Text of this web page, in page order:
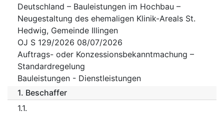
Deutschland – Bauleistungen im Hochbau –
Neugestaltung des ehemaligen Klinik-Areals St.
Hedwig, Gemeinde Illingen
OJ S 129/2026 08/07/2026
Auftrags- oder Konzessionsbekanntmachung –
Standardregelung
Bauleistungen - Dienstleistungen
1. Beschaffer
1.1.